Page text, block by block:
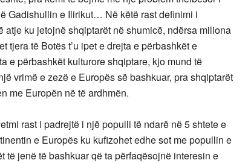
Gadishullin e Ilirikut… Në këtë rast definimi i
atje ku jetojnë shqiptarët në shumicë, ndërsa miliona
tjera të Botës t’u ipet e drejta e përbashkët e
e përbashkët kulturore shqiptare, kjo mund të
vrimë e zezë e Europës së bashkuar, pra shqiptarët
me Europën në të ardhmën.
rast i padrejtë i një populli të ndarë në 5 shtete e
e Europës ku kufizohet edhe sot me popullin e
të jenë të bashkuar që ta përfaqësojnë interesin e